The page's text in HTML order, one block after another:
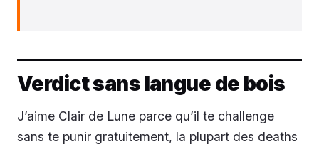
Verdict sans langue de bois
J’aime Clair de Lune parce qu’il te challenge
sans te punir gratuitement, la plupart des deaths